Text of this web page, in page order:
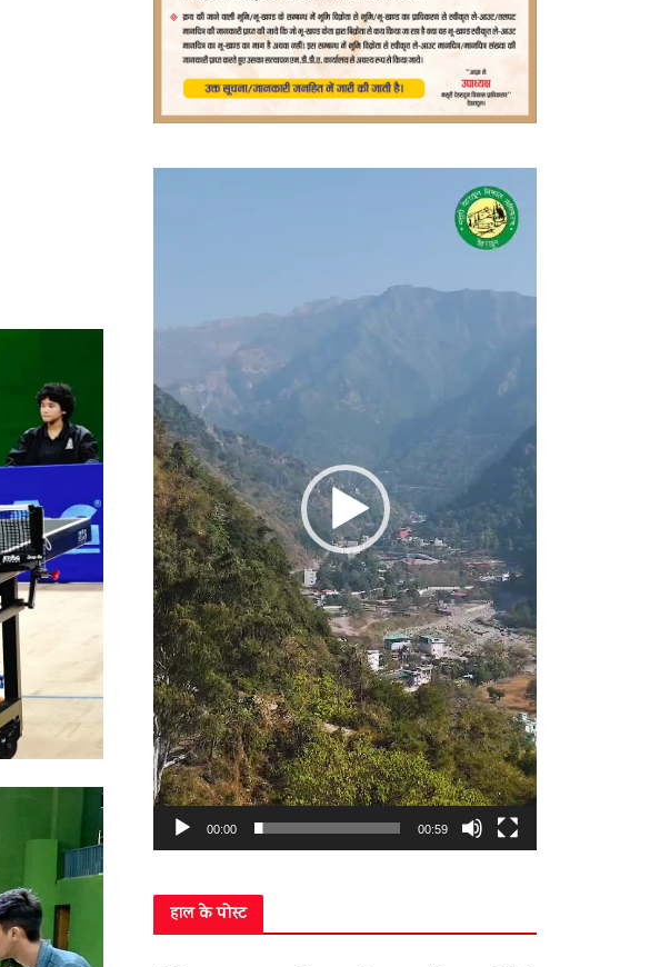
00:00 00:59
हाल के पोस्ट